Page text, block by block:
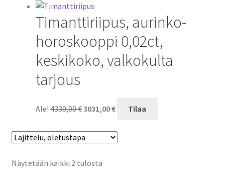
oli:
4095,00 €. 2866,00 €.
Timanttiriipus, aurinko-
horoskooppi 0,02ct,
keskikoko, valkokulta
tarjous
Ale!4330,00€
hinta
4330,00 €.
3031,00€
3031,00 €.
Tilaa
Näytetään kaikki 2 tulosta